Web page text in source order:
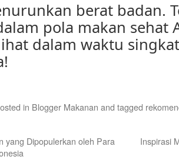
berat badan.
pola makan sehat
dalam waktu
in Blogger Makanan and tagged
yang Dipopulerkan oleh Para
Inspirasi